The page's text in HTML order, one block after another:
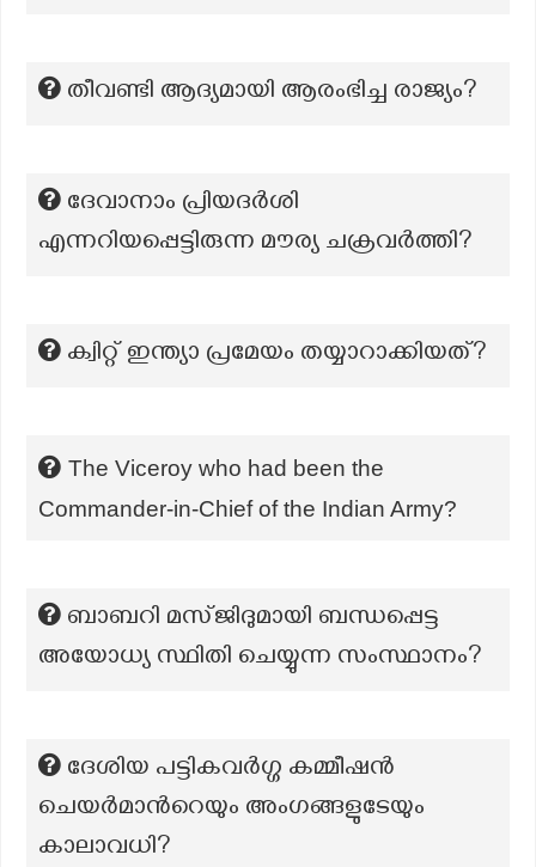
തീവണ്ടി ആദ്യമായി ആരംഭിച്ച രാജ്യം?
ദേവാനാം പ്രിയദർശി
എന്നറിയപ്പെട്ടിരുന്ന മൗര്യ ചക്രവർത്തി?
ക്വിറ്റ് ഇന്ത്യാ പ്രമേയം തയ്യാറാക്കിയത്?
The Viceroy who had been the
Commander-in-Chief of the Indian Army?
ബാബറി മസ്ജിദുമായി ബന്ധപ്പെട്ട
അയോധ്യ സ്ഥിതി ചെയ്യുന്ന സംസ്ഥാനം?
ദേശിയ പട്ടികവർഗ്ഗ കമ്മീഷൻ
ചെയർമാന്‍റെയും അംഗങ്ങളുടേയും
കാലാവധി?